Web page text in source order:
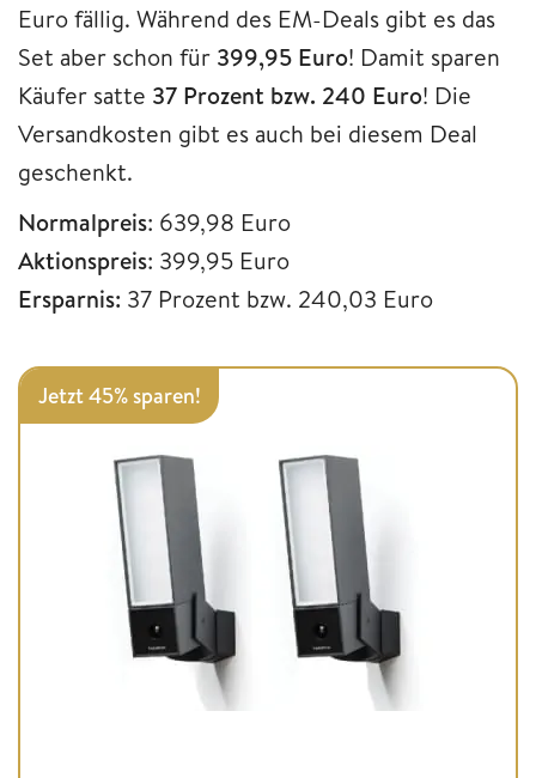
Euro fällig. Während des EM-Deals gibt es das
Set aber schon für 399,95 Euro! Damit sparen
Käufer satte 37 Prozent bzw. 240 Euro! Die
Versandkosten gibt es auch bei diesem Deal
geschenkt.
Normalpreis: 639,98 Euro
Aktionspreis: 399,95 Euro
Ersparnis: 37 Prozent bzw. 240,03 Euro
Jetzt 45% sparen!